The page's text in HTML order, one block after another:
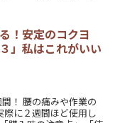
！安定のコクヨ
」私はこれがいい
！ 腰の痛みや作業の
に２週間ほど使用し